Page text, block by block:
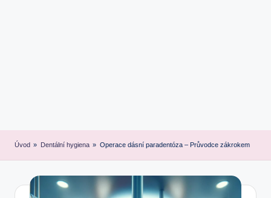
Úvod » Dentální hygiena » Operace dásní paradentóza – Průvodce zákrokem